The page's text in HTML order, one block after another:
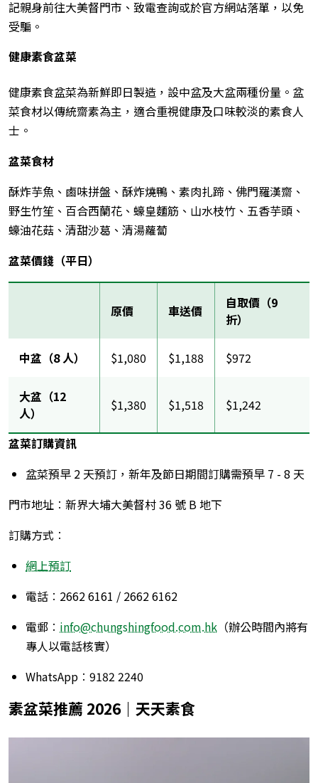
記親身前往大美督門市、致電查詢或於官方網站落單，以免
受騙。
健康素食盆菜
健康素食盆菜為新鮮即日製造，設中盆及大盆兩種份量。盆
菜食材以傳統齋素為主，適合重視健康及口味較淡的素食人
士。
盆菜食材
酥炸芋魚、鹵味拼盤、酥炸燒鴨、素肉扎蹄、佛門羅漢齋、
野生竹笙、百合西蘭花、蠔皇麵筋、山水枝竹、五香芋頭、
蠔油花菇、清甜沙葛、清湯蘿蔔
盆菜價錢（平日）
原價 車送價
自取價（9
折）
中盆（8 人） $1,080 $1,188 $972
大盆（12
人）
$1,380 $1,518 $1,242
盆菜訂購資訊
盆菜預早 2 天預訂，新年及節日期間訂購需預早 7 - 8 天
門市地址︰新界大埔大美督村 36 號 B 地下
訂購方式︰
網上預訂
電話︰2662 6161 / 2662 6162
電郵︰ info@chungshingfood.com.hk （辦公時間內將有
專人以電話核實）
WhatsApp︰9182 2240
素盆菜推薦 2026｜天天素食